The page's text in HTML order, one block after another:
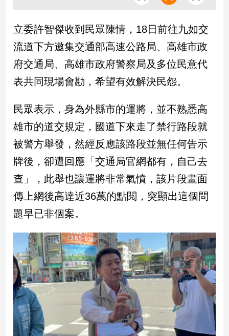
政
治
政
治
焦
品
點
民
調
國
會
點
點
兩
岸/
國
際
社
會/
立委許智傑收到民眾陳情，18日前往九如交
流道下方邀集交通部高速公路局、高雄市政
府交通局、高雄市政府警察局及多位民意代
表共同現場會勘，希望有效解決民怨。
民眾表示，身為外縣市的運將，並不熟悉高
雄市的道交規定，國道下來走了禁行路段就
被警方舉發，然經反應該路段並無任何告示
牌後，卻遭回應「交通局官網都有，自己去
查」，此舉也讓運將非常氣憤，該片段畫面
傳上網後高達近36萬的點閱，突顯出這個問
題早已非個案。